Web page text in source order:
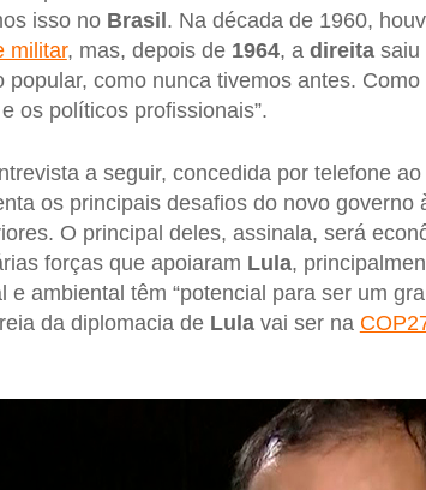
isso no Brasil . Na década de 1960,
militar, mas, depois de 1964, a direitasaiu
popular, como nunca tivemos antes.
os políticos profissionais”.
a seguir, concedida por telefone ao
os principais desafios do novo
O principal deles, assinala, será
forças que apoiaram Lula,
e ambiental têm “potencial para ser um
da diplomacia de Lulavai ser na